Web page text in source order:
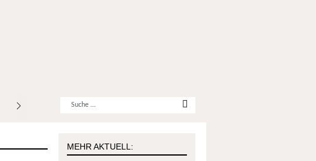
Username
MEHR AKTUELL: